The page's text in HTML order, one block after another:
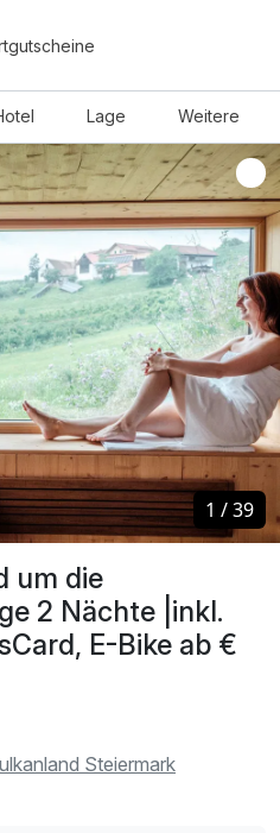
Lage Weitere
um die
2 Nächte |inkl.
E-Bike ab €
Steiermark
1 /39
1 /39